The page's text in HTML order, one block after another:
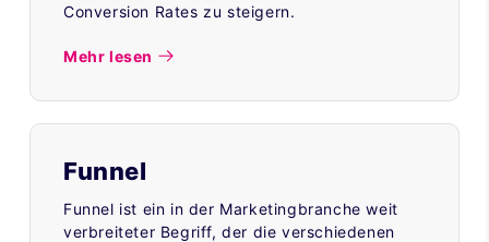
Conversion Rates zu steigern.
Mehr lesen
Funnel
Funnel ist ein in der Marketingbranche weit
verbreiteter Begriff, der die verschiedenen